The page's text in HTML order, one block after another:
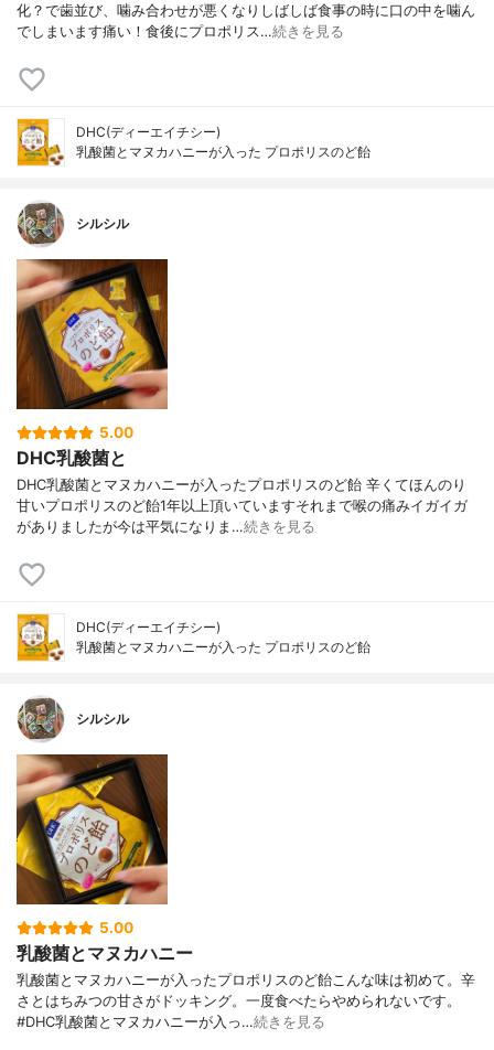
化？で歯並び、噛み合わせが悪くなりしばしば食事の時に口の中を噛ん
でしまいます痛い！食後にプロポリス…続きを見る
DHC(ディーエイチシー)
乳酸菌とマヌカハニーが入った プロポリスのど飴
シルシル
5.00
DHC乳酸菌と
DHC乳酸菌とマヌカハニーが入ったプロポリスのど飴 辛くてほんのり
甘いプロポリスのど飴1年以上頂いていますそれまで喉の痛みイガイガ
がありましたが今は平気になりま…続きを見る
DHC(ディーエイチシー)
乳酸菌とマヌカハニーが入った プロポリスのど飴
シルシル
5.00
乳酸菌とマヌカハニー
乳酸菌とマヌカハニーが入ったプロポリスのど飴こんな味は初めて。辛
さとはちみつの甘さがドッキング。一度食べたらやめられないです。
#DHC乳酸菌とマヌカハニーが入っ…続きを見る